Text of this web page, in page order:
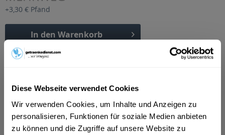
Diese Webseite verwendet Cookies
Wir verwenden Cookies, um Inhalte und Anzeigen zu
personalisieren, Funktionen für soziale Medien anbieten
zu können und die Zugriffe auf unsere Website zu
+3,30 € Pfand
In den Warenkorb
Artikel-Nr.:
Beschreibung
mehr
"Vilsa Wellness Balance Birne-Maracuja 12 x